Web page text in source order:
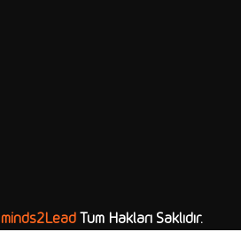
minds2LeadTüm Hakları Saklıdır.